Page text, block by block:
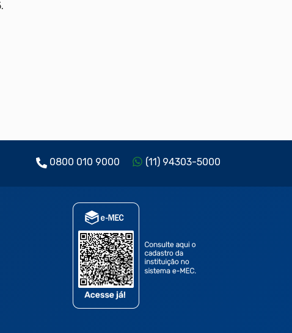
0800 010 9000 (11) 94303-5000